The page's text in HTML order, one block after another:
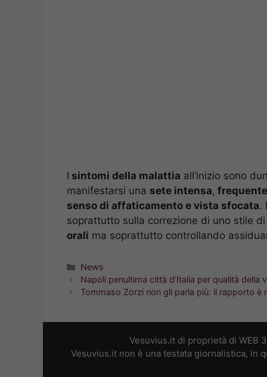
I sintomi della malattia all’inizio sono
manifestarsi una sete intensa,
senso di affaticamento e vista sfocata.
soprattutto sulla correzione di uno stile
orali ma soprattutto controllando
Categorie
News
Napoli penultima città d’Italia per qualità della
Tommaso Zorzi non gli parla più: il rapporto è
Vesuvius.it di proprietà di WEB
Vesuvius.it non è una testata giornalistica, in